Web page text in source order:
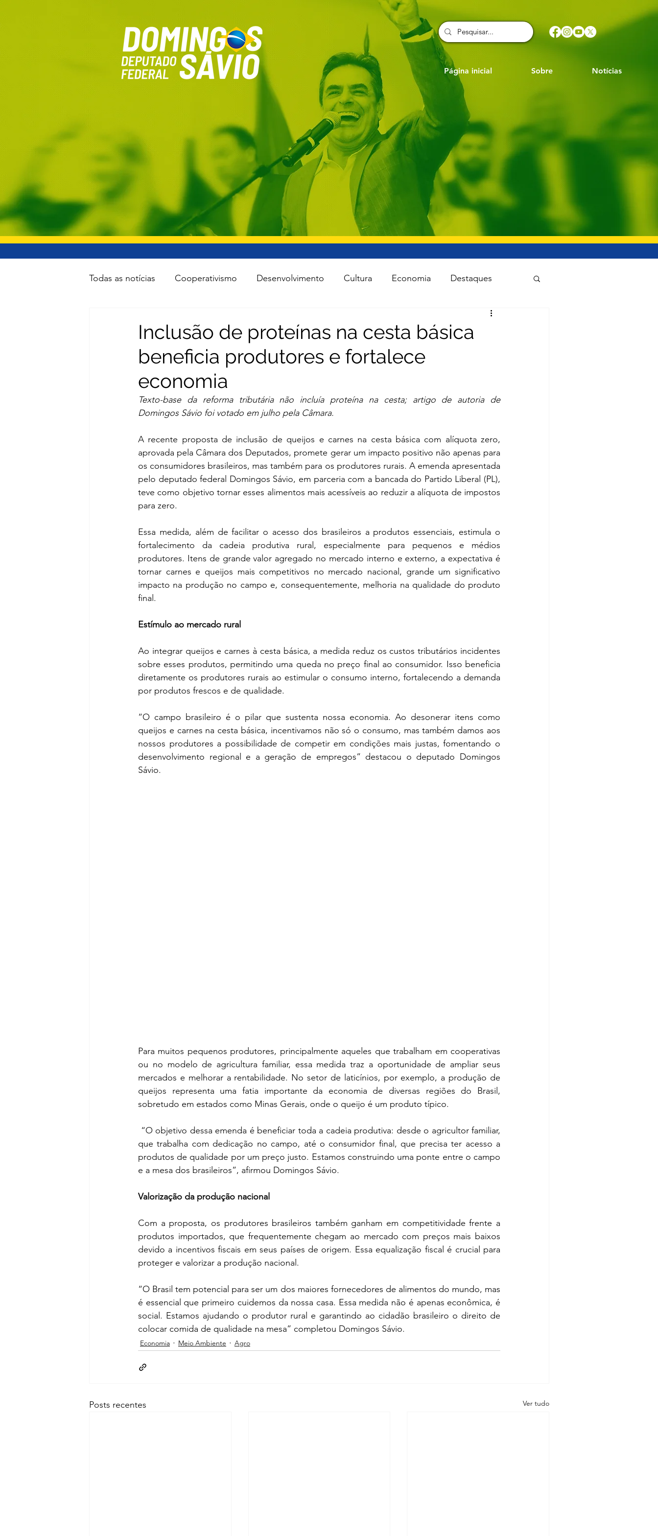
Página inicial Sobre Notícias
Todas as notícias Cooperativismo Desenvolvimento Cultura Economia Destaques
Minas e Energia Reforma Política Saúde Segurança Tecnologia
Cidades Todas as notícias Agro
Inclusão de proteínas na cesta básica
beneficia produtores e fortalece
economia
Texto-base da reforma tributária não incluía proteína na cesta; artigo de autoria de
Domingos Sávio foi votado em julho pela Câmara.
A recente proposta de inclusão de queijos e carnes na cesta básica com alíquota zero,
aprovada pela Câmara dos Deputados, promete gerar um impacto positivo não apenas para
os consumidores brasileiros, mas também para os produtores rurais. A emenda apresentada
pelo deputado federal Domingos Sávio, em parceria com a bancada do Partido Liberal (PL),
teve como objetivo tornar esses alimentos mais acessíveis ao reduzir a alíquota de impostos
para zero.
Essa medida, além de facilitar o acesso dos brasileiros a produtos essenciais, estimula o
fortalecimento da cadeia produtiva rural, especialmente para pequenos e médios
produtores. Itens de grande valor agregado no mercado interno e externo, a expectativa é
tornar carnes e queijos mais competitivos no mercado nacional, grande um significativo
impacto na produção no campo e, consequentemente, melhoria na qualidade do produto
final.
Estímulo ao mercado rural
Ao integrar queijos e carnes à cesta básica, a medida reduz os custos tributários incidentes
sobre esses produtos, permitindo uma queda no preço final ao consumidor. Isso beneficia
diretamente os produtores rurais ao estimular o consumo interno, fortalecendo a demanda
por produtos frescos e de qualidade.
“O campo brasileiro é o pilar que sustenta nossa economia. Ao desonerar itens como
queijos e carnes na cesta básica, incentivamos não só o consumo, mas também damos aos
nossos produtores a possibilidade de competir em condições mais justas, fomentando o
desenvolvimento regional e a geração de empregos” destacou o deputado Domingos
Sávio.
Para muitos pequenos produtores, principalmente aqueles que trabalham em cooperativas
ou no modelo de agricultura familiar, essa medida traz a oportunidade de ampliar seus
mercados e melhorar a rentabilidade. No setor de laticínios, por exemplo, a produção de
queijos representa uma fatia importante da economia de diversas regiões do Brasil,
sobretudo em estados como Minas Gerais, onde o queijo é um produto típico.
“O objetivo dessa emenda é beneficiar toda a cadeia produtiva: desde o agricultor familiar,
que trabalha com dedicação no campo, até o consumidor final, que precisa ter acesso a
produtos de qualidade por um preço justo. Estamos construindo uma ponte entre o campo
e a mesa dos brasileiros”, afirmou Domingos Sávio.
Valorização da produção nacional
Com a proposta, os produtores brasileiros também ganham em competitividade frente a
produtos importados, que frequentemente chegam ao mercado com preços mais baixos
devido a incentivos fiscais em seus países de origem. Essa equalização fiscal é crucial para
proteger e valorizar a produção nacional.
“O Brasil tem potencial para ser um dos maiores fornecedores de alimentos do mundo, mas
é essencial que primeiro cuidemos da nossa casa. Essa medida não é apenas econômica, é
social. Estamos ajudando o produtor rural e garantindo ao cidadão brasileiro o direito de
colocar comida de qualidade na mesa” completou Domingos Sávio.
Economia Meio Ambiente Agro
Posts recentes Ver tudo